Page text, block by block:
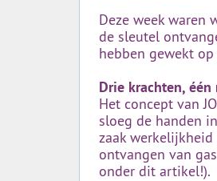
Deze week waren
de sleutel
hebben gewekt
Drie krachten,
Het concept van
sloeg de handen
zaak
ontvangen van
onder dit artikel!).